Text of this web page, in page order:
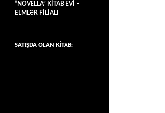
“NOVELLA” KİTAB EVİ –
ELMLƏR FİLİALI
SATIŞDA OLAN KİTAB: